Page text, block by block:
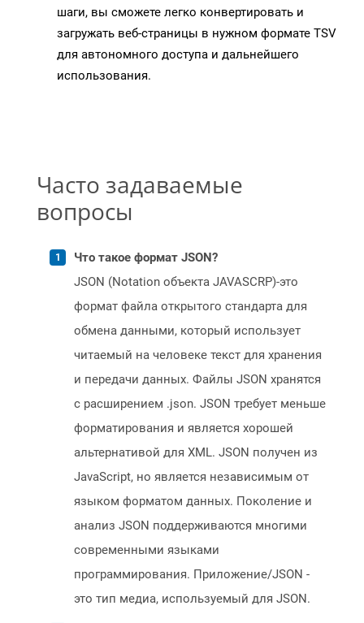
шаги, вы сможете легко конвертировать и
загружать веб-страницы в нужном формате TSV
для автономного доступа и дальнейшего
использования.
Часто задаваемые
вопросы
Что такое формат JSON?
JSON (Notation объекта JAVASCRP)-это
формат файла открытого стандарта для
обмена данными, который использует
читаемый на человеке текст для хранения
и передачи данных. Файлы JSON хранятся
с расширением .json. JSON требует меньше
форматирования и является хорошей
альтернативой для XML. JSON получен из
JavaScript, но является независимым от
языком форматом данных. Поколение и
анализ JSON поддерживаются многими
современными языками
программирования. Приложение/JSON -
это тип медиа, используемый для JSON.